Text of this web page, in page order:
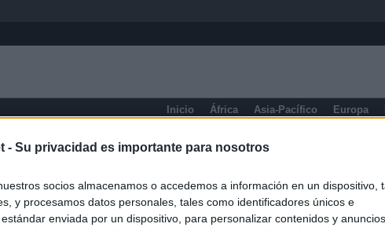
- Su privacidad es importante para nosotros
socios almacenamos o accedemos a información en un dispositivo,
y procesamos datos personales, tales como identificadores únicos e
enviada por un dispositivo, para personalizar contenidos y anuncios,
Inicio África Asia-Pacífico Europa
Columbia Británica